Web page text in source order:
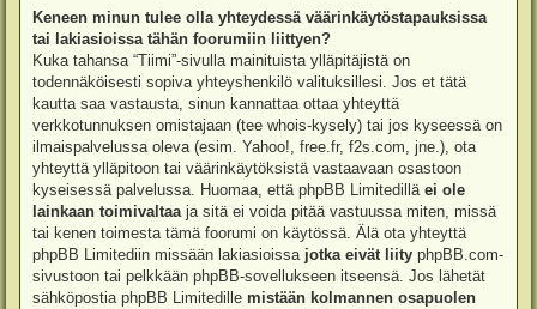
Keneen minun tulee olla yhteydessä väärinkäytöstapauksissa
tai lakiasioissa tähän foorumiin liittyen?
Kuka tahansa “Tiimi”-sivulla mainituista ylläpitäjistä on
todennäköisesti sopiva yhteyshenkilö valituksillesi. Jos et tätä
kautta saa vastausta, sinun kannattaa ottaa yhteyttä
verkkotunnuksen omistajaan (tee whois-kysely) tai jos kyseessä on
ilmaispalvelussa oleva (esim. Yahoo!, free.fr, f2s.com, jne.), ota
yhteyttä ylläpitoon tai väärinkäytöksistä vastaavaan osastoon
kyseisessä palvelussa. Huomaa, että phpBB Limitedillä ei ole
lainkaan toimivaltaaja sitä ei voida pitää vastuussa miten, missä
tai kenen toimesta tämä foorumi on käytössä. Älä ota yhteyttä
phpBB Limitediin missään lakiasioissa jotka eivät liity phpBB.com-
sivustoon tai pelkkään phpBB-sovellukseen itseensä. Jos lähetät
sähköpostia phpBB Limitedille mistään kolmannen osapuolen